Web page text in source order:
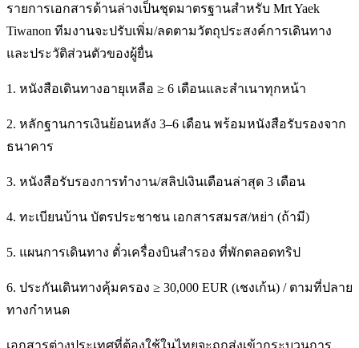
รายการเอกสารด้านล่างเป็นชุดมาตรฐานสำหรับ Mrt Yaek
Tiwanon ทีมงานจะปรับเพิ่ม/ลดตามวัตถุประสงค์การเดินทาง
และประวัติส่วนตัวของผู้ยื่น
1. หนังสือเดินทางอายุเหลือ ≥ 6 เดือนและสำเนาทุกหน้า
2. หลักฐานการเงินย้อนหลัง 3–6 เดือน พร้อมหนังสือรับรองจาก
ธนาคาร
3. หนังสือรับรองการทำงาน/สลิปเงินเดือนล่าสุด 3 เดือน
4. ทะเบียนบ้าน บัตรประชาชน เอกสารสมรส/หย่า (ถ้ามี)
5. แผนการเดินทาง ตั๋วเครื่องบินสำรอง ที่พักตลอดทริป
6. ประกันเดินทางคุ้มครอง ≥ 30,000 EUR (เชงเก้น) / ตามที่ปลาย
ทางกำหนด
เอกสารต่างประเทศที่ต้องใช้ในไทยจะถูกส่งเข้ากระบวนการ